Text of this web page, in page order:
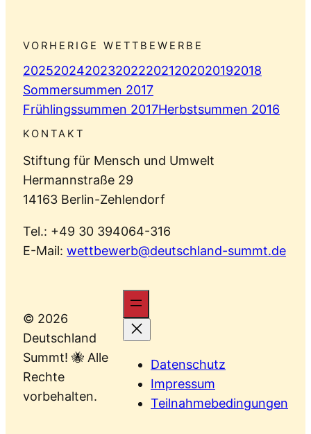
VORHERIGE WETTBEWERBE
20252024202320222021202020192018
Sommersummen 2017
Frühlingssummen 2017Herbstsummen 2016
KONTAKT
Stiftung für Mensch und Umwelt
Hermannstraße 29
14163 Berlin-Zehlendorf
Tel.: +49 30 394064-316
E-Mail: wettbewerb@deutschland-summt.de
© 2026
Deutschland
Summt! 🐝 Alle
Rechte
vorbehalten.
Datenschutz
Impressum
Teilnahmebedingungen